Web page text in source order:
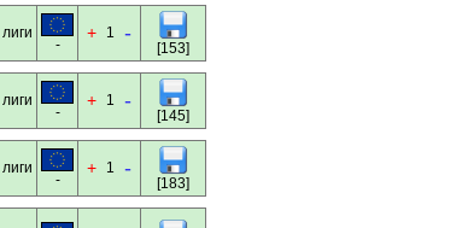
-
+ 1 -
[153]
-
+ 1 -
[145]
-
+ 1 -
[183]